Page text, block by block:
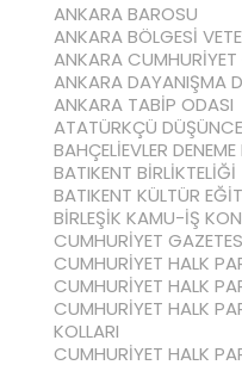
ANKARA BAROSU
ANKARA BÖLGESİ
ANKARA CUMHURİYET
ANKARA DAYANIŞMA
ANKARA TABİP ODASI
ATATÜRKÇÜ
BAHÇELİEVLER
BATIKENT BİRLİKTELİĞİ
BATIKENT KÜLTÜR
BİRLEŞİK KAMU-İŞ
CUMHURİYET
CUMHURİYET HALK
CUMHURİYET HALK
CUMHURİYET HALK
KOLLARI
CUMHURİYET HALK